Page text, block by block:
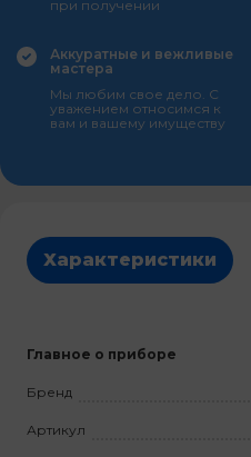
при получении
Аккуратные и вежливые
мастера
Мы любим свое дело. С
уважением относимся к
вам и вашему имуществу
Характеристики
Главное о приборе
Бренд
Артикул